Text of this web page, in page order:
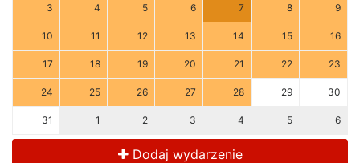
3 4 5 6 7 8 9
10 11 12 13 14 15 16
17 18 19 20 21 22 23
24 25 26 27 28 29 30
31 1 2 3 4 5 6
Dodaj wydarzenie